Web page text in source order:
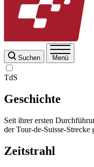
Suchen Menü
TdS
Geschichte
Seit ihrer ersten
der Tour-de-Suisse-
Zeitstrahl